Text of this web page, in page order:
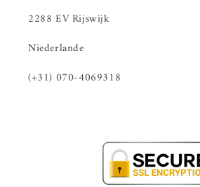
2288 EV Rijswijk
Niederlande
(+31) 070-4069318